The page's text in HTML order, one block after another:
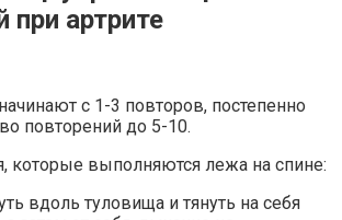
при артрите
начинают с 1-3 повторов, постепенно
повторений до 5-10.
которые выполняются лежа на спине:
вдоль туловища и тянуть на себя